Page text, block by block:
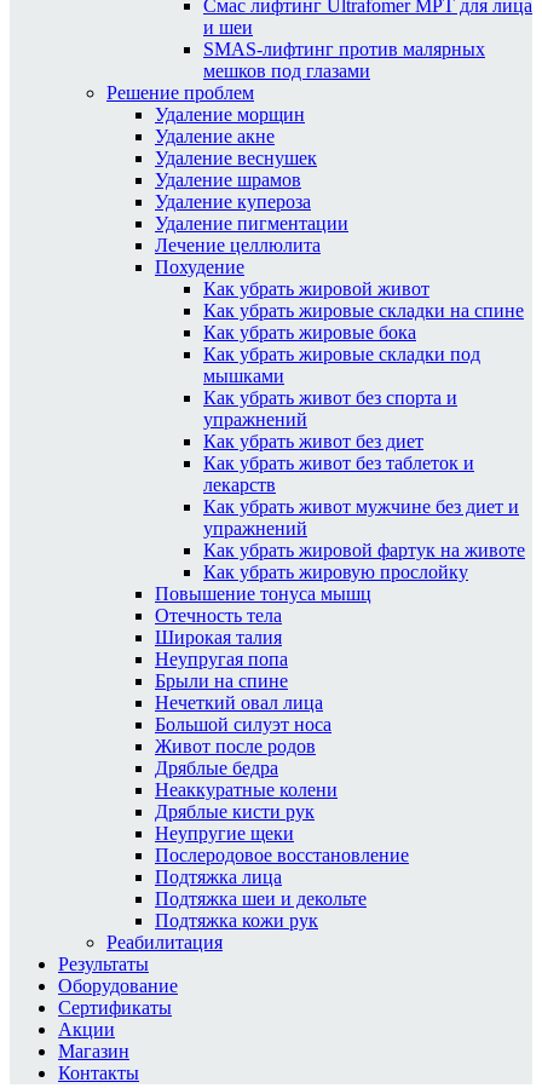
Смас лифтинг Ultrafomer MPT для лица
и шеи
SMAS-лифтинг против малярных
мешков под глазами
Решение проблем
Удаление морщин
Удаление акне
Удаление веснушек
Удаление шрамов
Удаление купероза
Удаление пигментации
Лечение целлюлита
Похудение
Как убрать жировой живот
Как убрать жировые складки на спине
Как убрать жировые бока
Как убрать жировые складки под
мышками
Как убрать живот без спорта и
упражнений
Как убрать живот без диет
Как убрать живот без таблеток и
лекарств
Как убрать живот мужчине без диет и
упражнений
Как убрать жировой фартук на животе
Как убрать жировую прослойку
Повышение тонуса мышц
Отечность тела
Широкая талия
Неупругая попа
Брыли на спине
Нечеткий овал лица
Большой силуэт носа
Живот после родов
Дряблые бедра
Неаккуратные колени
Дряблые кисти рук
Неупругие щеки
Послеродовое восстановление
Подтяжка лица
Подтяжка шеи и декольте
Подтяжка кожи рук
Реабилитация
Результаты
Оборудование
Сертификаты
Акции
Магазин
Контакты